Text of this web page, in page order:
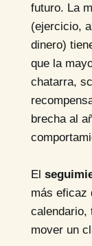
futuro. La
(ejercicio,
dinero)
que la
chatarra,
brecha al
El
más eficaz
calendario,
mover un